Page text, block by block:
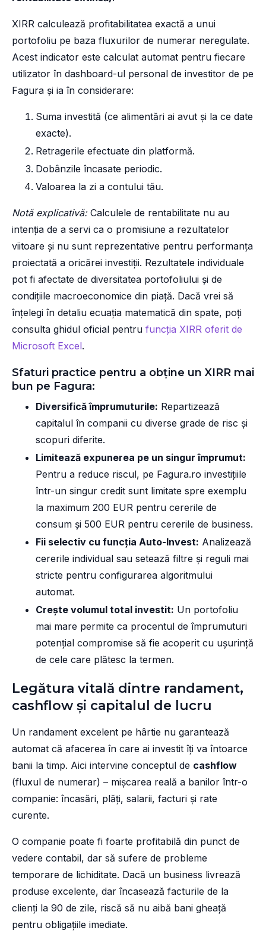
XIRR calculează profitabilitatea exactă a unui
portofoliu pe baza fluxurilor de numerar neregulate.
Acest indicator este calculat automat pentru fiecare
utilizator în dashboard-ul personal de investitor de pe
Fagura și ia în considerare:
Suma investită (ce alimentări ai avut și la ce date
exacte).
Retragerile efectuate din platformă.
Dobânzile încasate periodic.
Valoarea la zi a contului tău.
Notă explicativă:Calculele de rentabilitate nu au
intenția de a servi ca o promisiune a rezultatelor
viitoare și nu sunt reprezentative pentru performanța
proiectată a oricărei investiţii. Rezultatele individuale
pot fi afectate de diversitatea portofoliului și de
condițiile macroeconomice din piață. Dacă vrei să
înțelegi în detaliu ecuația matematică din spate, poți
consulta ghidul oficial pentru funcția XIRR oferit de
Microsoft Excel.
Sfaturi practice pentru a obține un XIRR mai
bun pe Fagura:
Diversifică împrumuturile: Repartizează
capitalul în companii cu diverse grade de risc și
scopuri diferite.
Limitează expunerea pe un singur împrumut:
Pentru a reduce riscul, pe Fagura.ro investițiile
într-un singur credit sunt limitate spre exemplu
la maximum 200 EUR pentru cererile de
consum și 500 EUR pentru cererile de business.
Fii selectiv cu funcția Auto-Invest: Analizează
cererile individual sau setează filtre și reguli mai
stricte pentru configurarea algoritmului
automat.
Crește volumul total investit: Un portofoliu
mai mare permite ca procentul de împrumuturi
potențial compromise să fie acoperit cu ușurință
de cele care plătesc la termen.
Legătura vitală dintre randament,
cashflow și capitalul de lucru
Un randament excelent pe hârtie nu garantează
automat că afacerea în care ai investit îți va întoarce
banii la timp. Aici intervine conceptul de cashflow
(fluxul de numerar) – mișcarea reală a banilor într-o
companie: încasări, plăți, salarii, facturi și rate
curente.
O companie poate fi foarte profitabilă din punct de
vedere contabil, dar să sufere de probleme
temporare de lichiditate. Dacă un business livrează
produse excelente, dar încasează facturile de la
clienți la 90 de zile, riscă să nu aibă bani gheață
pentru obligațiile imediate.